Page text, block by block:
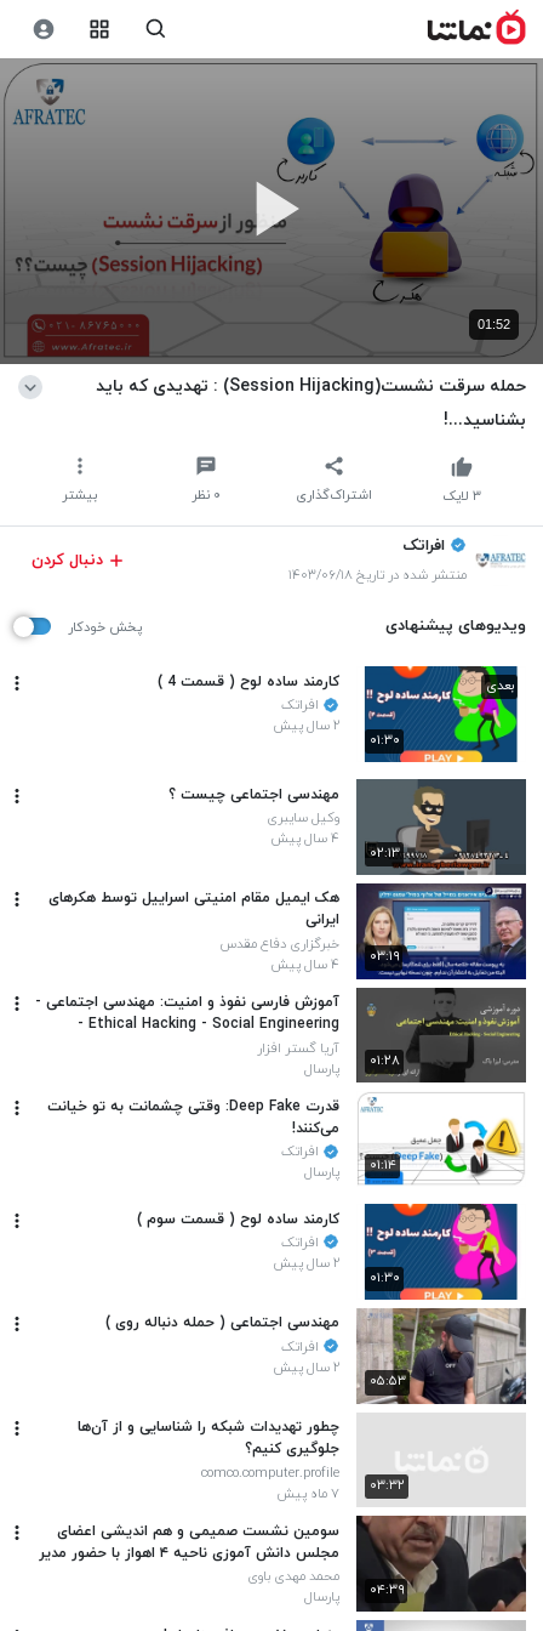
01:52
حمله سرقت نشست(Session Hijacking) : تهدیدی که باید
بشناسید...!
اشتراک‌گذاری ۰ نظر بیشتر ۳ لایک
افراتک
منتشر شده در تاریخ ۱۴۰۳/۰۶/۱۸
دنبال کردن
ویدیوهای پیشنهادی پخش خودکار
۰۱:۳۰
بعدی کارمند ساده لوح ( قسمت 4 )
افراتک
۲ سال پیش
۰۲:۱۳
مهندسی اجتماعی چیست ؟
وکیل سایبری
۴ سال پیش
۰۳:۱۹
هک ایمیل مقام امنیتی اسراییل توسط هکرهای
ایرانی
خبرگزاری دفاع مقدس
۴ سال پیش
۰۱:۲۸
آموزش فارسی نفوذ و امنیت: مهندسی اجتماعی -
Ethical Hacking - Social Engineering -
آریاگستر
آریا گستر افزار
پارسال
۰۱:۱۴
قدرت Deep Fake: وقتی چشمانت به تو خیانت
می‌کنند!
افراتک
پارسال
۰۱:۳۰
کارمند ساده لوح ( قسمت سوم )
افراتک
۲ سال پیش
۰۵:۵۳
مهندسی اجتماعی ( حمله دنباله روی )
افراتک
۲ سال پیش
۰۳:۳۲
چطور تهدیدات شبکه را شناسایی و از آن‌ها
جلوگیری کنیم؟
comco.computer.profile
۷ ماه پیش
۰۴:۳۹
سومین نشست صمیمی و هم اندیشی اعضای
مجلس دانش آموزی ناحیه ۴ اهواز با حضور مدیر
و معاونین آموزش و پرورش ناحیه ۴ اهواز
محمد مهدی باوی
پارسال